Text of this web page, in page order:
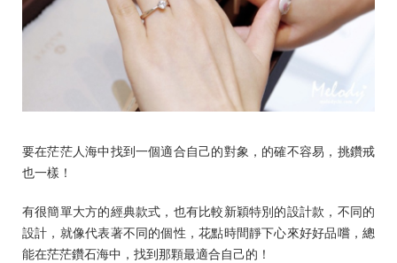
要在茫茫人海中找到一個適合自己的對象，的確不容易，挑鑽戒
也一樣！
有很簡單大方的經典款式，也有比較新穎特別的設計款，不同的
設計，就像代表著不同的個性，花點時間靜下心來好好品嚐，總
能在茫茫鑽石海中，找到那顆最適合自己的！